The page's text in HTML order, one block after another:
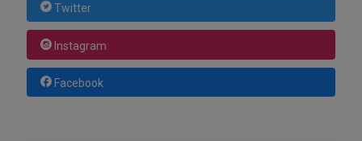
Twitter
Instagram
Facebook